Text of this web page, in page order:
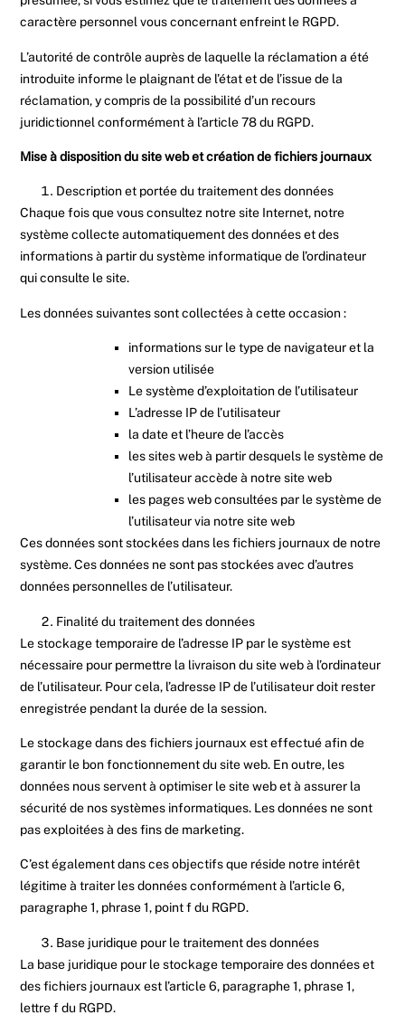
caractère personnel vous concernant enfreint le RGPD.
L’autorité de contrôle auprès de laquelle la réclamation a été
introduite informe le plaignant de l’état et de l’issue de la
réclamation, y compris de la possibilité d’un recours
juridictionnel conformément à l’article 78 du RGPD.
Mise à disposition du site web et création de fichiers journaux
Description et portée du traitement des données
Chaque fois que vous consultez notre site Internet, notre
système collecte automatiquement des données et des
informations à partir du système informatique de l’ordinateur
qui consulte le site.
Les données suivantes sont collectées à cette occasion :
informations sur le type de navigateur et la
version utilisée
Le système d’exploitation de l’utilisateur
L’adresse IP de l’utilisateur
la date et l’heure de l’accès
les sites web à partir desquels le système de
l’utilisateur accède à notre site web
les pages web consultées par le système de
l’utilisateur via notre site web
Ces données sont stockées dans les fichiers journaux de notre
système. Ces données ne sont pas stockées avec d’autres
données personnelles de l’utilisateur.
Finalité du traitement des données
Le stockage temporaire de l’adresse IP par le système est
nécessaire pour permettre la livraison du site web à l’ordinateur
de l’utilisateur. Pour cela, l’adresse IP de l’utilisateur doit rester
enregistrée pendant la durée de la session.
Le stockage dans des fichiers journaux est effectué afin de
garantir le bon fonctionnement du site web. En outre, les
données nous servent à optimiser le site web et à assurer la
sécurité de nos systèmes informatiques. Les données ne sont
pas exploitées à des fins de marketing.
C’est également dans ces objectifs que réside notre intérêt
légitime à traiter les données conformément à l’article 6,
paragraphe 1, phrase 1, point f du RGPD.
Base juridique pour le traitement des données
La base juridique pour le stockage temporaire des données et
des fichiers journaux est l’article 6, paragraphe 1, phrase 1,
lettre f du RGPD.